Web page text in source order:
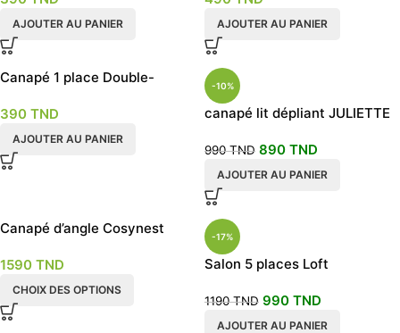
AJOUTER AU PANIER AJOUTER AU PANIER
Canapé 1 place Double-
390 TND
AJOUTER AU PANIER
-10%
canapé lit dépliant JULIETTE
990TND 890 TND
AJOUTER AU PANIER
Canapé d’angle Cosynest
1590 TND
CHOIX DES OPTIONS
-17%
Salon 5 places Loft
1190TND 990 TND
AJOUTER AU PANIER